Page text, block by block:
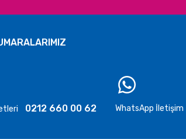
0212 660 00 62 WhatsApp İletişim